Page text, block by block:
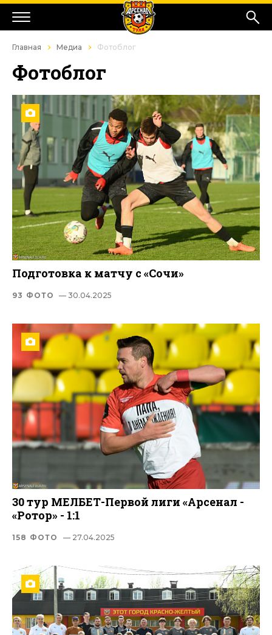
Главная Медиа Фотоблог
Фотоблог
Подготовка к матчу с «Сочи»
93 ФОТО — 30.04.2025
30 тур МЕЛБЕТ-Первой лиги «Арсенал -
«Ротор» - 1:1
158 ФОТО — 27.04.2025